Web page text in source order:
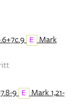
E Mark
9 E Mark 1,21-